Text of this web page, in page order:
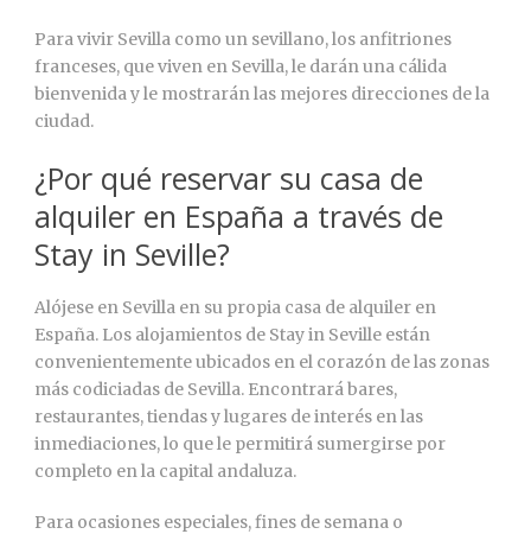
Para vivir Sevilla como un sevillano, los anfitriones
franceses, que viven en Sevilla, le darán una cálida
bienvenida y le mostrarán las mejores direcciones de la
ciudad.
¿Por qué reservar su casa de
alquiler en España a través de
Stay in Seville?
Alójese en Sevilla en su propia casa de alquiler en
España. Los alojamientos de Stay in Seville están
convenientemente ubicados en el corazón de las zonas
más codiciadas de Sevilla. Encontrará bares,
restaurantes, tiendas y lugares de interés en las
inmediaciones, lo que le permitirá sumergirse por
completo en la capital andaluza.
Para ocasiones especiales, fines de semana o